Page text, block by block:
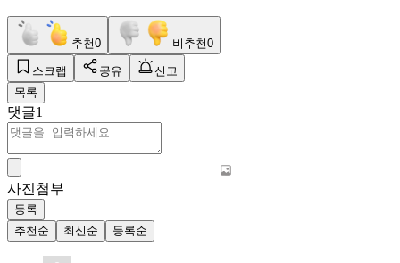
추천0 비추천0
스크랩 공유
신고
목록
댓글1
사진첨부
등록
추천순
최신순 등록순